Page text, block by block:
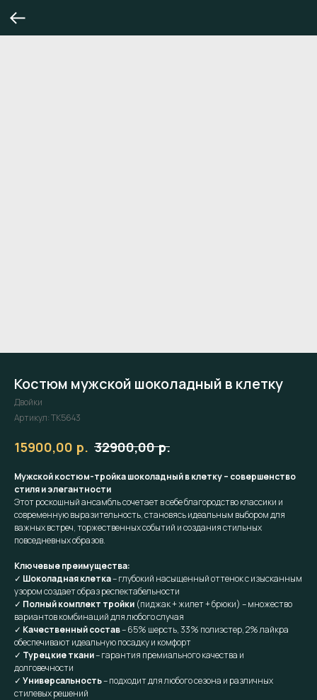
Костюм мужской шоколадный в клетку
Двойки
Артикул:TK5643
15900,00 р. 32900,00 р.
Мужской костюм-тройка шоколадный в клетку – совершенство
стиля и элегантности
Этот роскошный ансамбль сочетает в себе благородство классики и
современную выразительность, становясь идеальным выбором для
важных встреч, торжественных событий и создания стильных
повседневных образов.
Ключевые преимущества:
✓ Шоколадная клетка– глубокий насыщенный оттенок с изысканным
узором создает образ респектабельности
✓ Полный комплект тройки (пиджак + жилет + брюки) – множество
вариантов комбинаций для любого случая
✓ Качественный состав– 65% шерсть, 33% полиэстер, 2% лайкра
обеспечивают идеальную посадку и комфорт
✓ Турецкие ткани– гарантия премиального качества и
долговечности
✓ Универсальность– подходит для любого сезона и различных
стилевых решений